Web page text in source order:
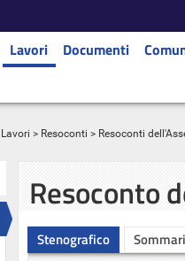
Lavori Documenti
Lavori > Resoconti > Resoconti
Resoconto
Stenografico